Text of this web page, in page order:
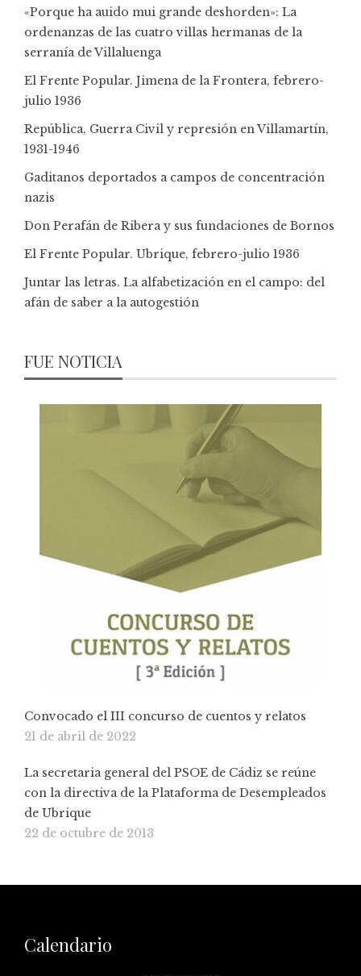
«Porque ha auido mui grande deshorden»: La
ordenanzas de las cuatro villas hermanas de la
serranía de Villaluenga
El Frente Popular. Jimena de la Frontera, febrero-
julio 1936
República, Guerra Civil y represión en Villamartín,
1931-1946
Gaditanos deportados a campos de concentración
nazis
Don Perafán de Ribera y sus fundaciones de Bornos
El Frente Popular. Ubrique, febrero-julio 1936
Juntar las letras. La alfabetización en el campo: del
afán de saber a la autogestión
FUE NOTICIA
Convocado el III concurso de cuentos y relatos
21 de abril de 2022
La secretaria general del PSOE de Cádiz se reúne
con la directiva de la Plataforma de Desempleados
de Ubrique
22 de octubre de 2013
Calendario